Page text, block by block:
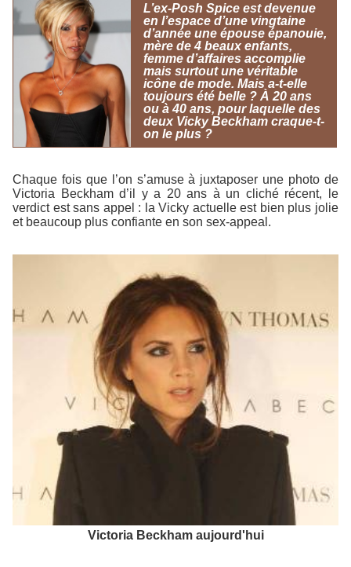
L’ex-Posh Spice est devenue
en l’espace d’une vingtaine
d’année une épouse épanouie,
mère de 4 beaux enfants,
femme d’affaires accomplie
mais surtout une véritable
icône de mode. Mais a-t-elle
toujours été belle ? À 20 ans
ou à 40 ans, pour laquelle des
deux Vicky Beckham craque-t-
on le plus ?
Chaque fois que l’on s’amuse à juxtaposer une photo de
Victoria Beckham d’il y a 20 ans à un cliché récent, le
verdict est sans appel : la Vicky actuelle est bien plus jolie
et beaucoup plus confiante en son sex-appeal.
Victoria Beckham aujourd'hui